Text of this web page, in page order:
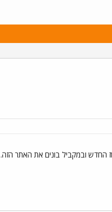
החדש ובמקביל בונים את האתר הזה.